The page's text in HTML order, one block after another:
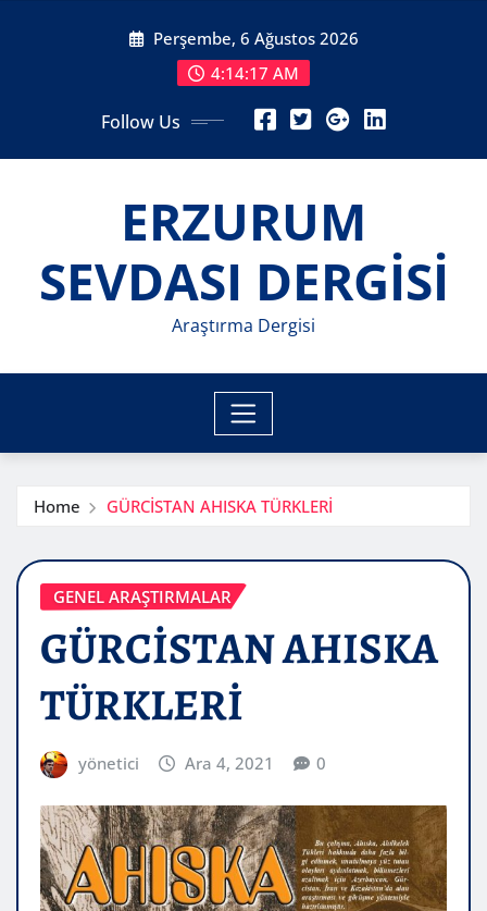
Perşembe, 6 Ağustos 2026
4:14:19 AM
Follow Us
ERZURUM
SEVDASI DERGİSİ
Araştırma Dergisi
Home GÜRCİSTAN AHISKA TÜRKLERİ
GENEL ARAŞTIRMALAR
GÜRCİSTAN AHISKA
TÜRKLERİ
yönetici Ara 4, 2021 0